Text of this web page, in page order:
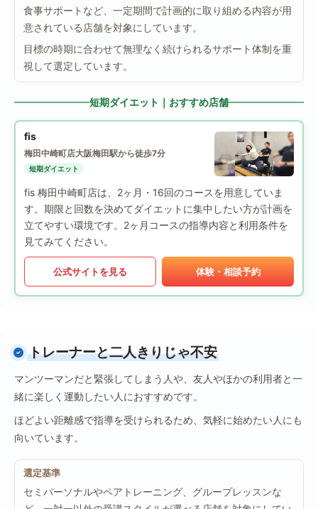
食事サポートなど、一定期間で計画的に取り組める内容が用
意されている店舗を対象にしています。
目標の時期に合わせて無理なく続けられるサポート体制を重
視して選定しています。
短期ダイエット｜おすすめ店舗
fis
梅田中崎町店大阪梅田駅から徒歩7分
短期ダイエット
fis 梅田中崎町店は、2ヶ月・16回のコースを用意していま
す。期限と回数を決めてダイエットに集中したい方が計画を
立てやすい環境です。2ヶ月コースの指導内容と利用条件を
見てみてください。
公式サイトを見る 体験・相談予約
トレーナーと二人きりじゃ不安
マンツーマンだと緊張してしまう人や、友人やほかの利用者と一
緒に楽しく運動したい人におすすめです。
ほどよい距離感で指導を受けられるため、気軽に始めたい人にも
向いています。
選定基準
セミパーソナルやペアトレーニング、グループレッスンな